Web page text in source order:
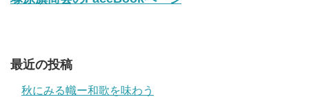
最近の投稿
秋にみる幟ー和歌を味わう